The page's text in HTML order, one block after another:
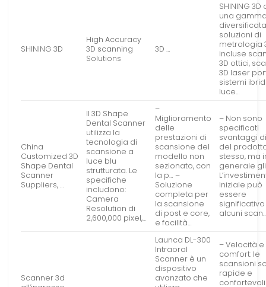
SHINING 3D
High Accuracy
3D scanning
Solutions
3D …
SHINING 3D
una
soluzioni di
metrologia
incluse
3D ottici,
3D laser
sistemi
luce…
China
Customized 3D
Shape Dental
Scanner
Suppliers, …
Il 3D Shape
Dental Scanner
utilizza la
tecnologia di
scansione a
luce blu
strutturata. Le
specifiche
includono:
Camera
Resolution di
2,600,000 pixel,…
–
Miglioramento
delle
prestazioni di
scansione del
modello non
sezionato, con
la p… –
Soluzione
completa per
la scansione
di post e core,
e facilità…
– Non sono
specificati
svantaggi
del
stesso, ma
generale
iniziale può
essere
alcuni
Scanner 3d
Launca DL-300
Intraoral
Scanner è un
dispositivo
avanzato che
– Velocità e
comfort: le
scansioni
rapide e